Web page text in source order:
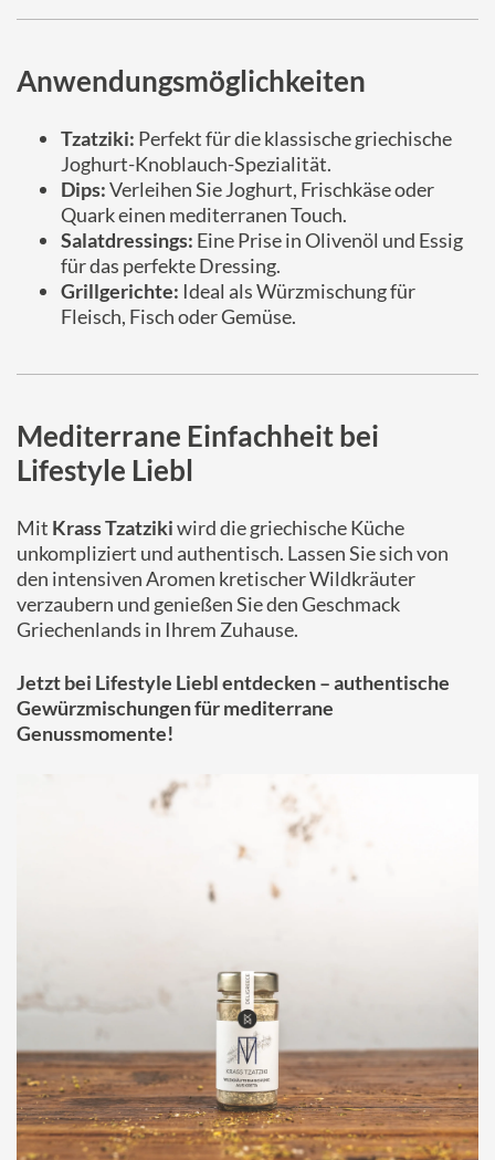
Anwendungsmöglichkeiten
Tzatziki: Perfekt für die klassische griechische
Joghurt-Knoblauch-Spezialität.
Dips:Verleihen Sie Joghurt, Frischkäse oder
Quark einen mediterranen Touch.
Salatdressings: Eine Prise in Olivenöl und Essig
für das perfekte Dressing.
Grillgerichte: Ideal als Würzmischung für
Fleisch, Fisch oder Gemüse.
Mediterrane Einfachheit bei
Lifestyle Liebl
Mit Krass Tzatzikiwird die griechische Küche
unkompliziert und authentisch. Lassen Sie sich von
den intensiven Aromen kretischer Wildkräuter
verzaubern und genießen Sie den Geschmack
Griechenlands in Ihrem Zuhause.
Jetzt bei Lifestyle Liebl entdecken – authentische
Gewürzmischungen für mediterrane
Genussmomente!